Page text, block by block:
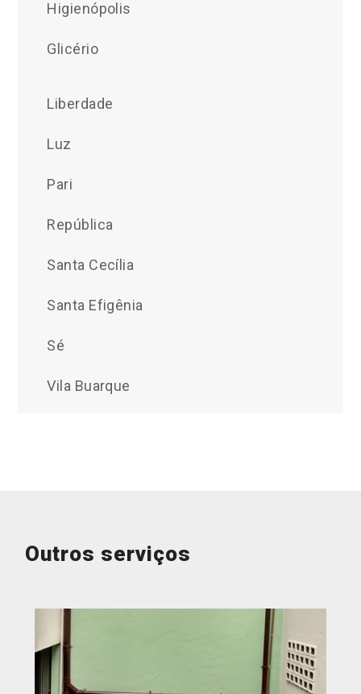
Higienópolis
Glicério
Liberdade
Luz
Pari
República
Santa Cecília
Santa Efigênia
Sé
Vila Buarque
Outros serviços